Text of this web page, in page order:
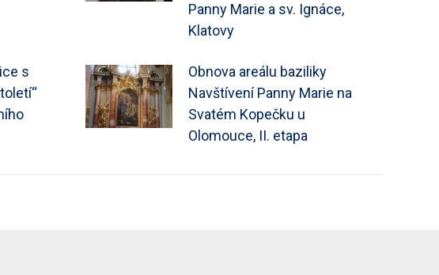
Panny Marie a sv. Ignáce,
Klatovy
s
Obnova areálu baziliky
Navštívení Panny Marie na
Svatém Kopečku u
Olomouce, II. etapa